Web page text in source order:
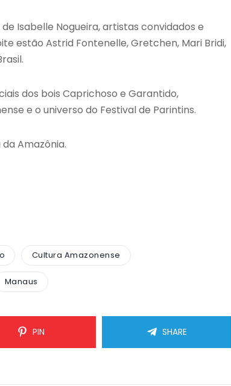
Isabelle Nogueira, artistas convidados e
estão Astrid Fontenelle, Gretchen, Mari Bridi,
dos bois Caprichoso e Garantido,
e o universo do Festival de Parintins.
Amazônia.
Cultura Amazonense
Manaus
PIN SHARE